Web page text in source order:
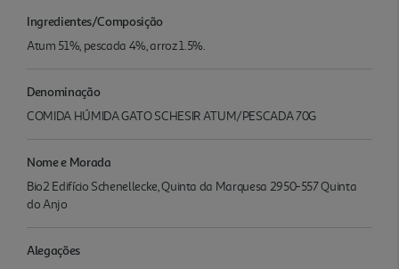
Ingredientes/Composição
Atum 51%, pescada 4%, arroz 1.5%.
Denominação
COMIDA HÚMIDA GATO SCHESIR ATUM/PESCADA 70G
Nome e Morada
Bio2 Edifício Schenellecke, Quinta da Marquesa 2950-557 Quinta
do Anjo
Alegações